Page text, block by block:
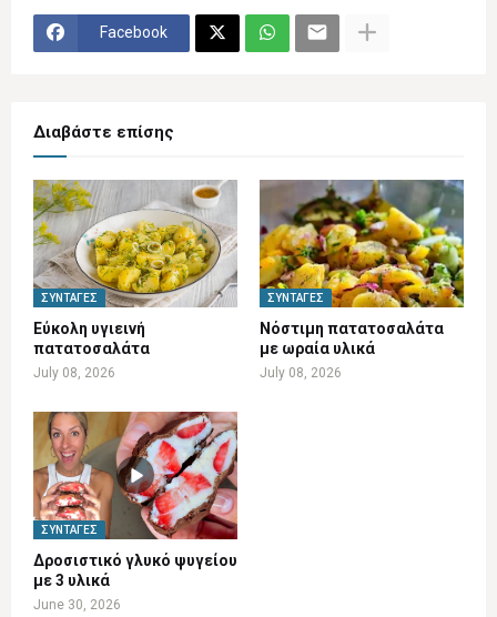
Facebook
Διαβάστε επίσης
ΣΥΝΤΑΓΈΣ
Εύκολη υγιεινή
πατατοσαλάτα
July 08, 2026
ΣΥΝΤΑΓΈΣ
Νόστιμη πατατοσαλάτα
με ωραία υλικά
July 08, 2026
ΣΥΝΤΑΓΈΣ
Δροσιστικό γλυκό ψυγείου
με 3 υλικά
June 30, 2026